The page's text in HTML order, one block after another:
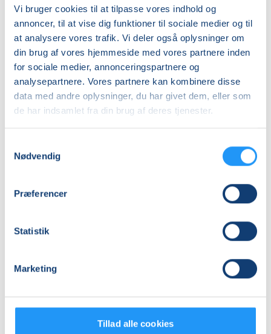
Vi bruger cookies til at tilpasse vores indhold og
annoncer, til at vise dig funktioner til sociale medier og til
at analysere vores trafik. Vi deler også oplysninger om
din brug af vores hjemmeside med vores partnere inden
for sociale medier, annonceringspartnere og
analysepartnere. Vores partnere kan kombinere disse
data med andre oplysninger, du har givet dem, eller som
de har indsamlet fra din brug af deres tjenester.
Nødvendig
Præferencer
Statistik
Marketing
Tillad alle cookies
Du skal selv medbringe printede fotos i forskellige
størrelser (maks. 13 x 19 cm), som skal bruges i dit
fotoalbum.
DKK 860,00
Info
Nummer
26-2105
Første mødegang
onsdag 21.10.2026, kl. 09.00 - 12.00
Sidste mødegang
Antal mødegange
Adresse
Se på kort
Praktiske oplysninger